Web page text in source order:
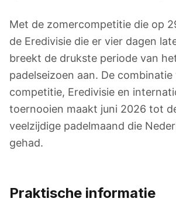
Met de zomercompetitie die op
de Eredivisie die er vier dagen
breekt de drukste periode van
padelseizoen aan. De
competitie, Eredivisie en
toernooien maakt juni 2026 tot
veelzijdige padelmaand die
gehad.
Praktische informatie